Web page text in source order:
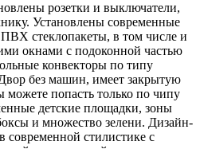
розетки и выключатели,
Установлены современные
стеклопакеты, в том числе и
окнами с подоконной частью
конвекторы по типу
без машин, имеет закрытую
попасть только по чипу
детские площадки, зоны
и множество зелени. Дизайн-
современной стилистике с